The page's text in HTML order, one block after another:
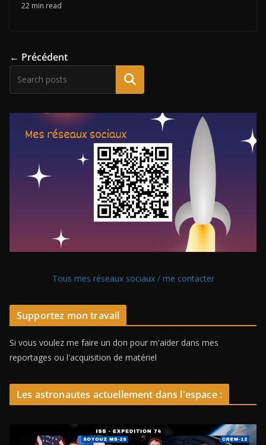
22 min read
← Précédent
Tous mes réseaux sociaux / me contacter
Supportez mon travail
Si vous voulez me faire un don pour m'aider dans mes
reportages ou l'acquisition de matériel
Les astronautes actuellement dans l'espace :